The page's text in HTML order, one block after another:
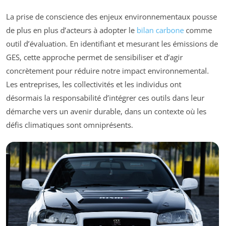
La prise de conscience des enjeux environnementaux pousse
de plus en plus d’acteurs à adopter le bilan carbone comme
outil d’évaluation. En identifiant et mesurant les émissions de
GES, cette approche permet de sensibiliser et d’agir
concrètement pour réduire notre impact environnemental.
Les entreprises, les collectivités et les individus ont
désormais la responsabilité d’intégrer ces outils dans leur
démarche vers un avenir durable, dans un contexte où les
défis climatiques sont omniprésents.